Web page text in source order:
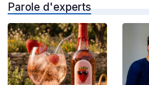
Parole d'experts